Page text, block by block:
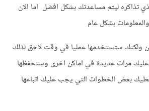
تذاكره ليتم مساعدتك بشكل افضل اما الان
بشكل عام
ولكنك ستستخدمها عمليا في وقت لاحق لذلك
عليك مرات عديدة في اماكن اخرى وستحفظها
بعض الخطوات التي يجب عليك اتباعها